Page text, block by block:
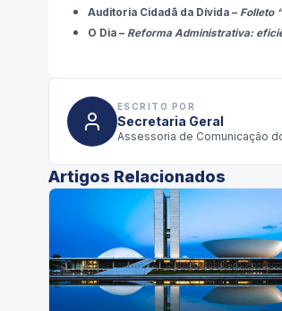
Auditoria Cidadã da Dívida– Folleto
O Dia– Reforma Administrativa:
ESCRITO POR
Secretaria Geral
Assessoria de Comunicação
Artigos Relacionados